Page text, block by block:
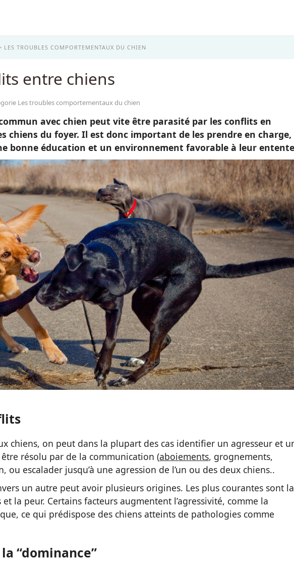
LES TROUBLES COMPORTEMENTAUX DU CHIEN
entre chiens
Les troubles comportementaux du chien
avec chien peut vite être parasité par les conflits en
chiens du foyer. Il est donc important de les prendre en charge,
bonne éducation et un environnement favorable à leur
chiens, on peut dans la plupart des cas identifier un agresseur et
résolu par de la communication (aboiements, grognements,
ou escalader jusqu’à une agression de l’un ou des deux chiens..
un autre peut avoir plusieurs origines. Les plus courantes sont la
la peur. Certains facteurs augmentent l’agressivité, comme la
ce qui prédispose des chiens atteints de pathologies comme
“dominance”